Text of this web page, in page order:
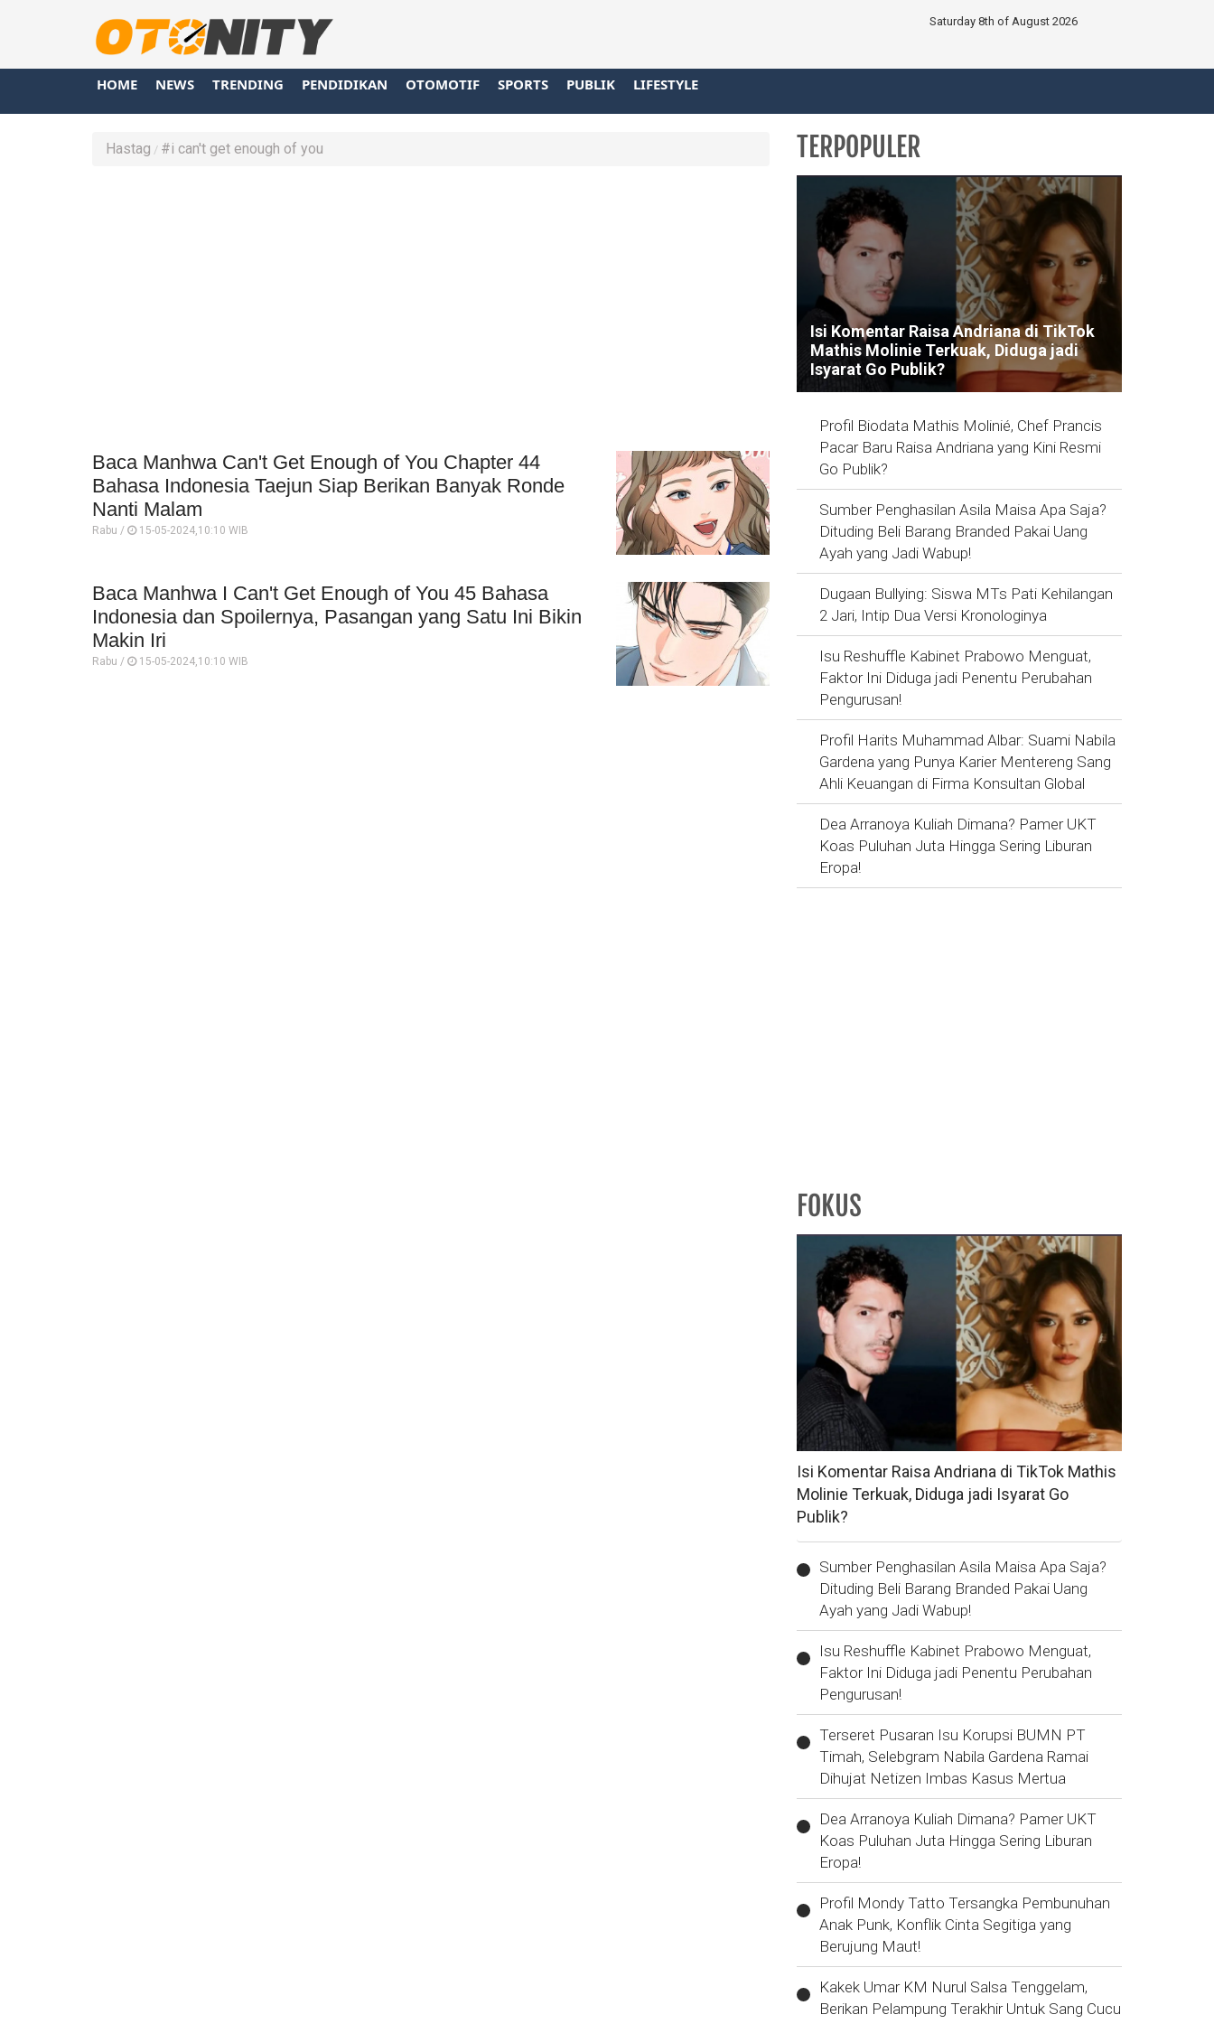
Saturday 8th of August 2026
HOME NEWS TRENDING PENDIDIKAN OTOMOTIF SPORTS PUBLIK LIFESTYLE
Hastag #i can't get enough of you
Baca Manhwa Can't Get Enough of You Chapter 44
Bahasa Indonesia Taejun Siap Berikan Banyak Ronde
Nanti Malam
Rabu / 15-05-2024,10:10 WIB
Baca Manhwa I Can't Get Enough of You 45 Bahasa
Indonesia dan Spoilernya, Pasangan yang Satu Ini Bikin
Makin Iri
Rabu / 15-05-2024,10:10 WIB
TERPOPULER
Isi Komentar Raisa Andriana di TikTok
Mathis Molinie Terkuak, Diduga jadi
Isyarat Go Publik?
Profil Biodata Mathis Molinié, Chef Prancis
Pacar Baru Raisa Andriana yang Kini Resmi
Go Publik?
Sumber Penghasilan Asila Maisa Apa Saja?
Dituding Beli Barang Branded Pakai Uang
Ayah yang Jadi Wabup!
Dugaan Bullying: Siswa MTs Pati Kehilangan
2 Jari, Intip Dua Versi Kronologinya
Isu Reshuffle Kabinet Prabowo Menguat,
Faktor Ini Diduga jadi Penentu Perubahan
Pengurusan!
Profil Harits Muhammad Albar: Suami Nabila
Gardena yang Punya Karier Mentereng Sang
Ahli Keuangan di Firma Konsultan Global
Dea Arranoya Kuliah Dimana? Pamer UKT
Koas Puluhan Juta Hingga Sering Liburan
Eropa!
FOKUS
Isi Komentar Raisa Andriana di TikTok Mathis
Molinie Terkuak, Diduga jadi Isyarat Go
Publik?
Sumber Penghasilan Asila Maisa Apa Saja?
Dituding Beli Barang Branded Pakai Uang
Ayah yang Jadi Wabup!
Isu Reshuffle Kabinet Prabowo Menguat,
Faktor Ini Diduga jadi Penentu Perubahan
Pengurusan!
Terseret Pusaran Isu Korupsi BUMN PT
Timah, Selebgram Nabila Gardena Ramai
Dihujat Netizen Imbas Kasus Mertua
Dea Arranoya Kuliah Dimana? Pamer UKT
Koas Puluhan Juta Hingga Sering Liburan
Eropa!
Profil Mondy Tatto Tersangka Pembunuhan
Anak Punk, Konflik Cinta Segitiga yang
Berujung Maut!
Kakek Umar KM Nurul Salsa Tenggelam,
Berikan Pelampung Terakhir Untuk Sang Cucu